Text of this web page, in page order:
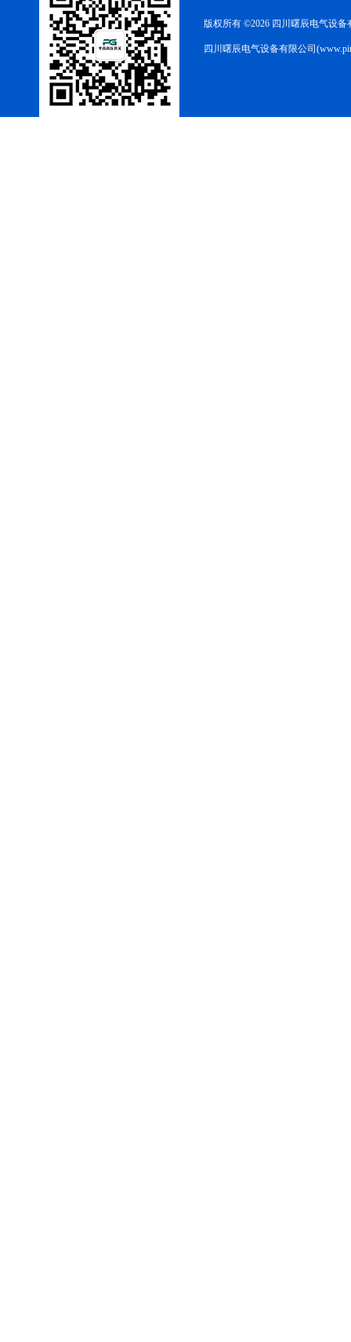
版权所有 ©2026 四川曙辰电气设
四川曙辰电气设备有限公司